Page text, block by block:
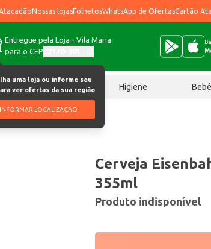
Nossas lojasFolhetosWhatsApp de OfertasCartão
Entregue pela Loja - Vila Maria
para o CEP
uma loja ou informe seu
ver ofertas da sua região
INFORMAR LOCALIZAÇÃO
Chocolates Higiene
Cerveja
355ml
Produto indisponível